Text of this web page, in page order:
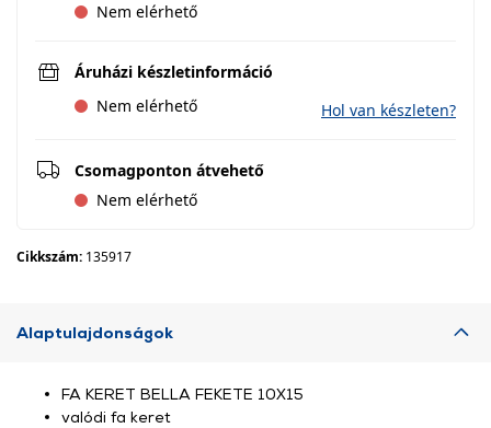
Nem elérhető
Áruházi készletinformáció
Nem elérhető
Hol van készleten?
Csomagponton átvehető
Nem elérhető
Cikkszám: 135917
Alaptulajdonságok
FA KERET BELLA FEKETE 10X15
valódi fa keret